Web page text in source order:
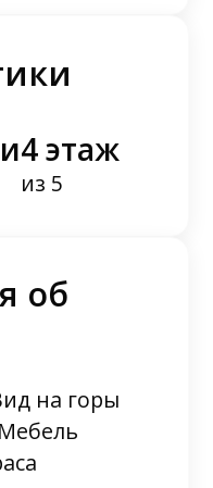
4 этаж
из 5
об
на горы
Мебель